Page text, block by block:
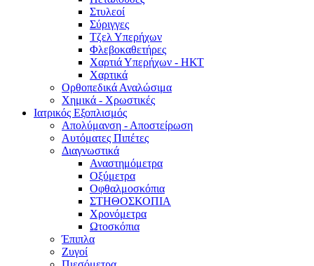
Στυλεοί
Σύριγγες
Τζελ Υπερήχων
Φλεβοκαθετήρες
Χαρτιά Υπερήχων - ΗΚΤ
Χαρτικά
Ορθοπεδικά Αναλώσιμα
Χημικά - Χρωστικές
Ιατρικός Εξοπλισμός
Απολύμανση - Αποστείρωση
Αυτόματες Πιπέτες
Διαγνωστικά
Αναστημόμετρα
Οξύμετρα
Οφθαλμοσκόπια
ΣΤΗΘΟΣΚΟΠΙΑ
Χρονόμετρα
Ωτοσκόπια
Έπιπλα
Ζυγοί